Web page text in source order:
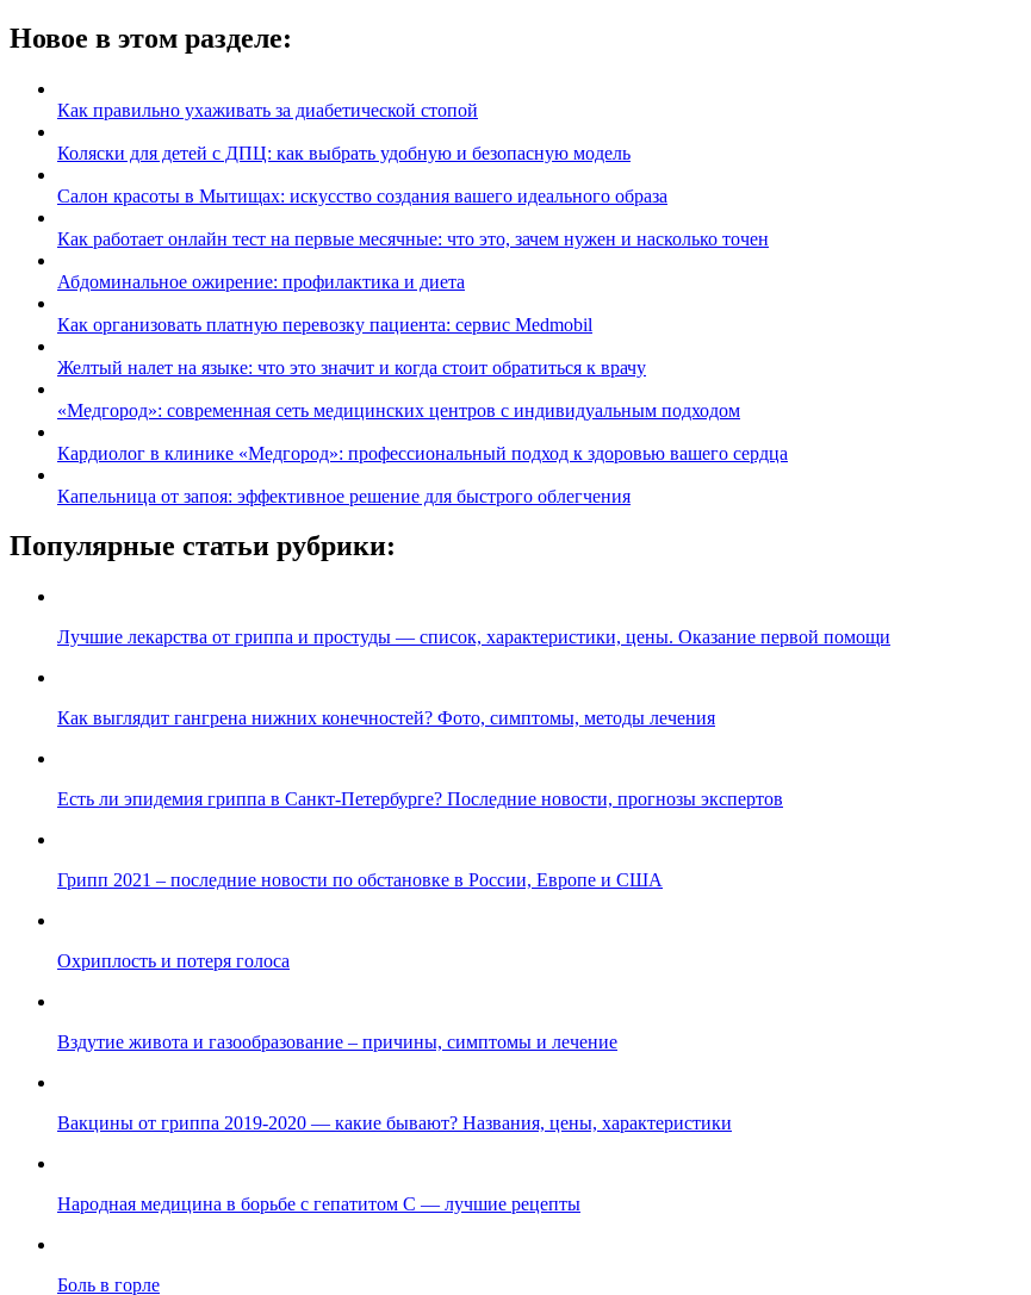
Новое в этом разделе:
Как правильно ухаживать за диабетической стопой
Коляски для детей с ДПЦ: как выбрать удобную и безопасную модель
Салон красоты в Мытищах: искусство создания вашего идеального образа
Как работает онлайн тест на первые месячные: что это, зачем нужен и насколько точен
Абдоминальное ожирение: профилактика и диета
Как организовать платную перевозку пациента: сервис Medmobil
Желтый налет на языке: что это значит и когда стоит обратиться к врачу
«Медгород»: современная сеть медицинских центров с индивидуальным подходом
Кардиолог в клинике «Медгород»: профессиональный подход к здоровью вашего сердца
Капельница от запоя: эффективное решение для быстрого облегчения
Популярные статьи рубрики:
Лучшие лекарства от гриппа и простуды — список, характеристики, цены. Оказание первой помощи
Как выглядит гангрена нижних конечностей? Фото, симптомы, методы лечения
Есть ли эпидемия гриппа в Санкт-Петербурге? Последние новости, прогнозы экспертов
Грипп 2021 – последние новости по обстановке в России, Европе и США
Охриплость и потеря голоса
Вздутие живота и газообразование – причины, симптомы и лечение
Вакцины от гриппа 2019-2020 — какие бывают? Названия, цены, характеристики
Народная медицина в борьбе с гепатитом С — лучшие рецепты
Боль в горле